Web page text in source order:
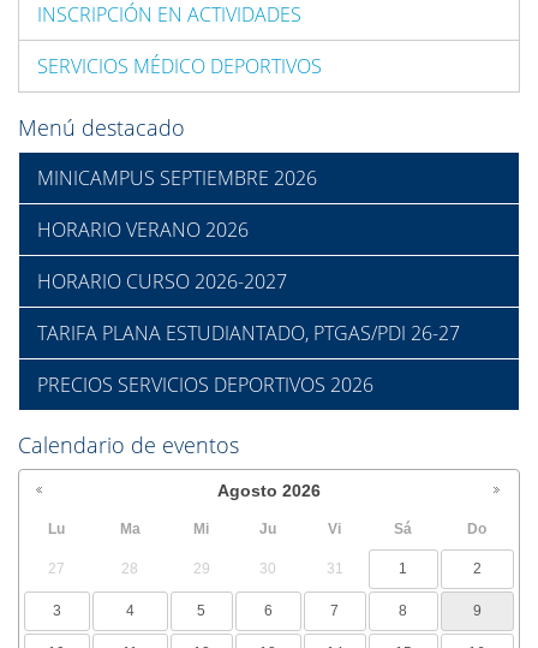
INSCRIPCIÓN EN ACTIVIDADES
SERVICIOS MÉDICO DEPORTIVOS
Menú destacado
MINICAMPUS SEPTIEMBRE 2026
HORARIO VERANO 2026
HORARIO CURSO 2026-2027
TARIFA PLANA ESTUDIANTADO, PTGAS/PDI 26-27
PRECIOS SERVICIOS DEPORTIVOS 2026
Calendario de eventos
Agosto 2026
Lu Ma Mi Ju Vi Sá Do
27 28 29 30 31 1 2
3 4 5 6 7 8 9